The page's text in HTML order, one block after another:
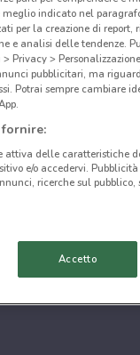
indicato nel
per la creazione di report,
e analisi delle tendenze.
Privacy >
pubblicitari, ma
Potrai sempre cambiare
attiva delle caratteristiche
e/o accedervi.
ricerche sul pubblico,
Accetto